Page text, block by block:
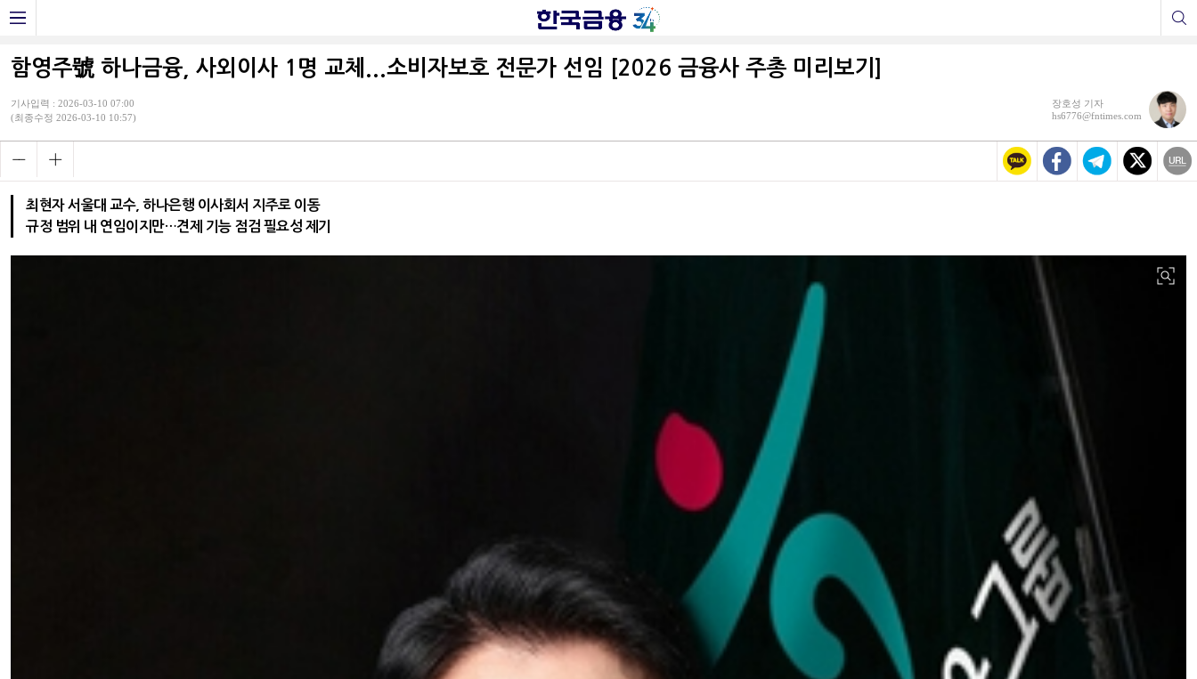
함영주號 하나금융, 사외이사 1명 교체...소비자보호 전문가 선임 [2026 금융사 주총 미리보기]
기사입력 : 2026-03-10 07:00
(최종수정 2026-03-10 10:57)
장호성 기자
hs6776@fntimes.com
최현자 서울대 교수, 하나은행 이사회서 지주로 이동
규정 범위 내 연임이지만…견제 기능 점검 필요성 제기